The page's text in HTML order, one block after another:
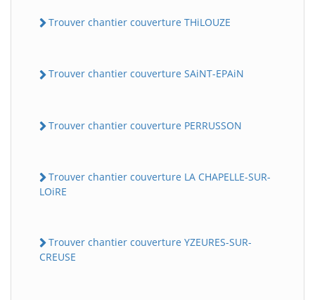
Trouver chantier couverture THiLOUZE
Trouver chantier couverture SAiNT-EPAiN
Trouver chantier couverture PERRUSSON
Trouver chantier couverture LA CHAPELLE-SUR-
LOiRE
Trouver chantier couverture YZEURES-SUR-
CREUSE